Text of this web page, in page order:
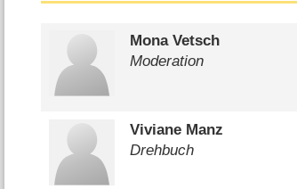
Mona Vetsch
Moderation
Viviane Manz
Drehbuch